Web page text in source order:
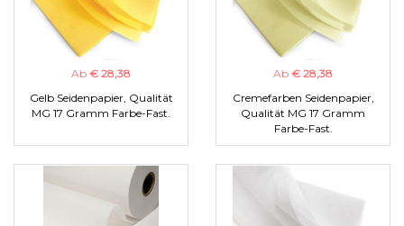
Ab € 28,38
Gelb Seidenpapier, Qualität
MG 17 Gramm Farbe-Fast.
Ab € 28,38
Cremefarben Seidenpapier,
Qualität MG 17 Gramm
Farbe-Fast.